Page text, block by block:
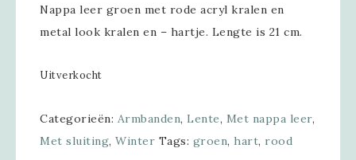
Nappa leer groen met rode acryl kralen en
metal look kralen en – hartje. Lengte is 21 cm.
Uitverkocht
Categorieën: Armbanden, Lente, Met nappa leer,
Met sluiting, Winter Tags: groen, hart, rood